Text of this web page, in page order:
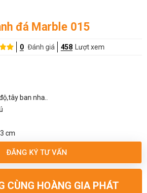
đá Marble 015
0 Đánh giá 458 Lượt xem
ban nha..
cm
ĐĂNG KÝ TƯ VẤN
CÙNG HOÀNG GIA PHÁT